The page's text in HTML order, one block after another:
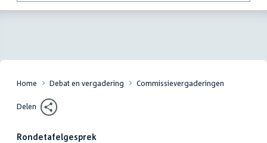
Home Debat en vergadering Commissievergaderingen
Delen
Rondetafelgesprek